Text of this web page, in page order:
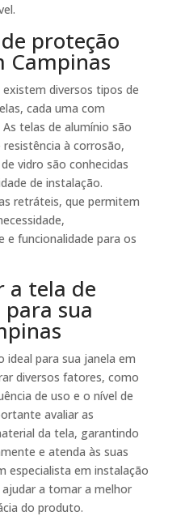
proteção
Campinas
diversos tipos de
cada uma com
telas de alumínio são
à corrosão,
vidro são conhecidas
de instalação.
retráteis, que permitem
e funcionalidade para os
a tela de
sua
ideal para sua janela em
diversos fatores, como
de uso e o nível de
avaliar as
da tela, garantindo
e atenda às suas
especialista em instalação
a tomar a melhor
do produto.